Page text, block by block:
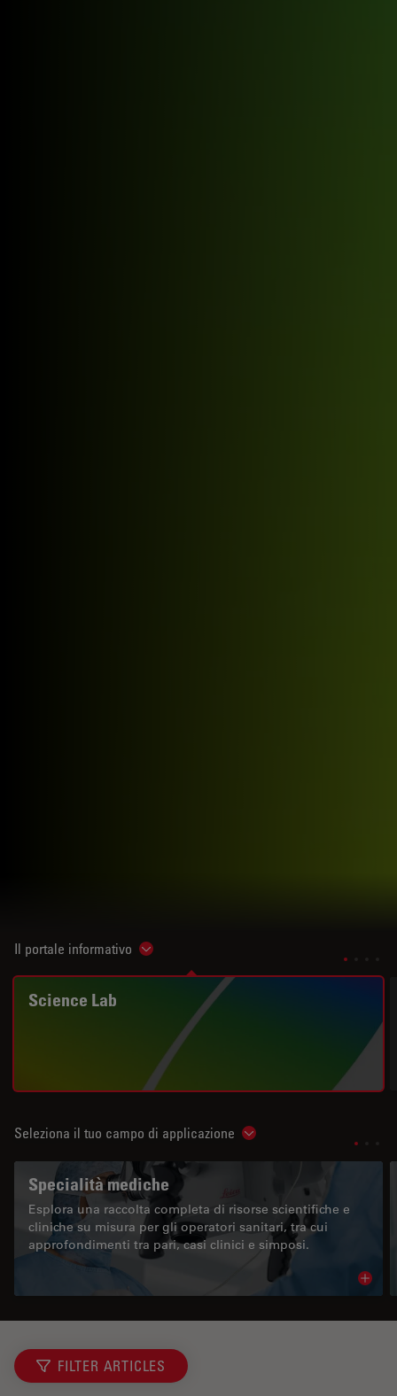
Il portale informativo Show subnavigation
Science Lab
Seleziona il tuo campo di applicazione Show subnavigation
Specialità mediche
Esplora una raccolta completa di risorse scientifiche e
cliniche su misura per gli operatori sanitari, tra cui
approfondimenti tra pari, casi clinici e simposi.
FILTER ARTICLES